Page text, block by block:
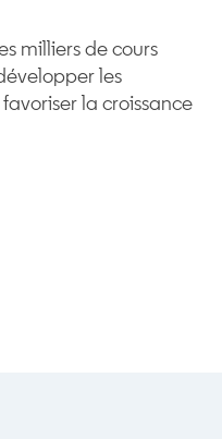
milliers de cours
les
la croissance